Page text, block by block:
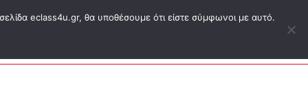
eclass4u.gr, θα υποθέσουμε ότι είστε σύμφωνοι με αυτό.